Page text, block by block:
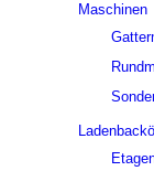
Maschinen